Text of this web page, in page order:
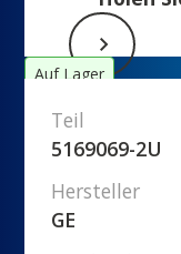
Auf Lager
Teil
5169069-2U
Hersteller
GE